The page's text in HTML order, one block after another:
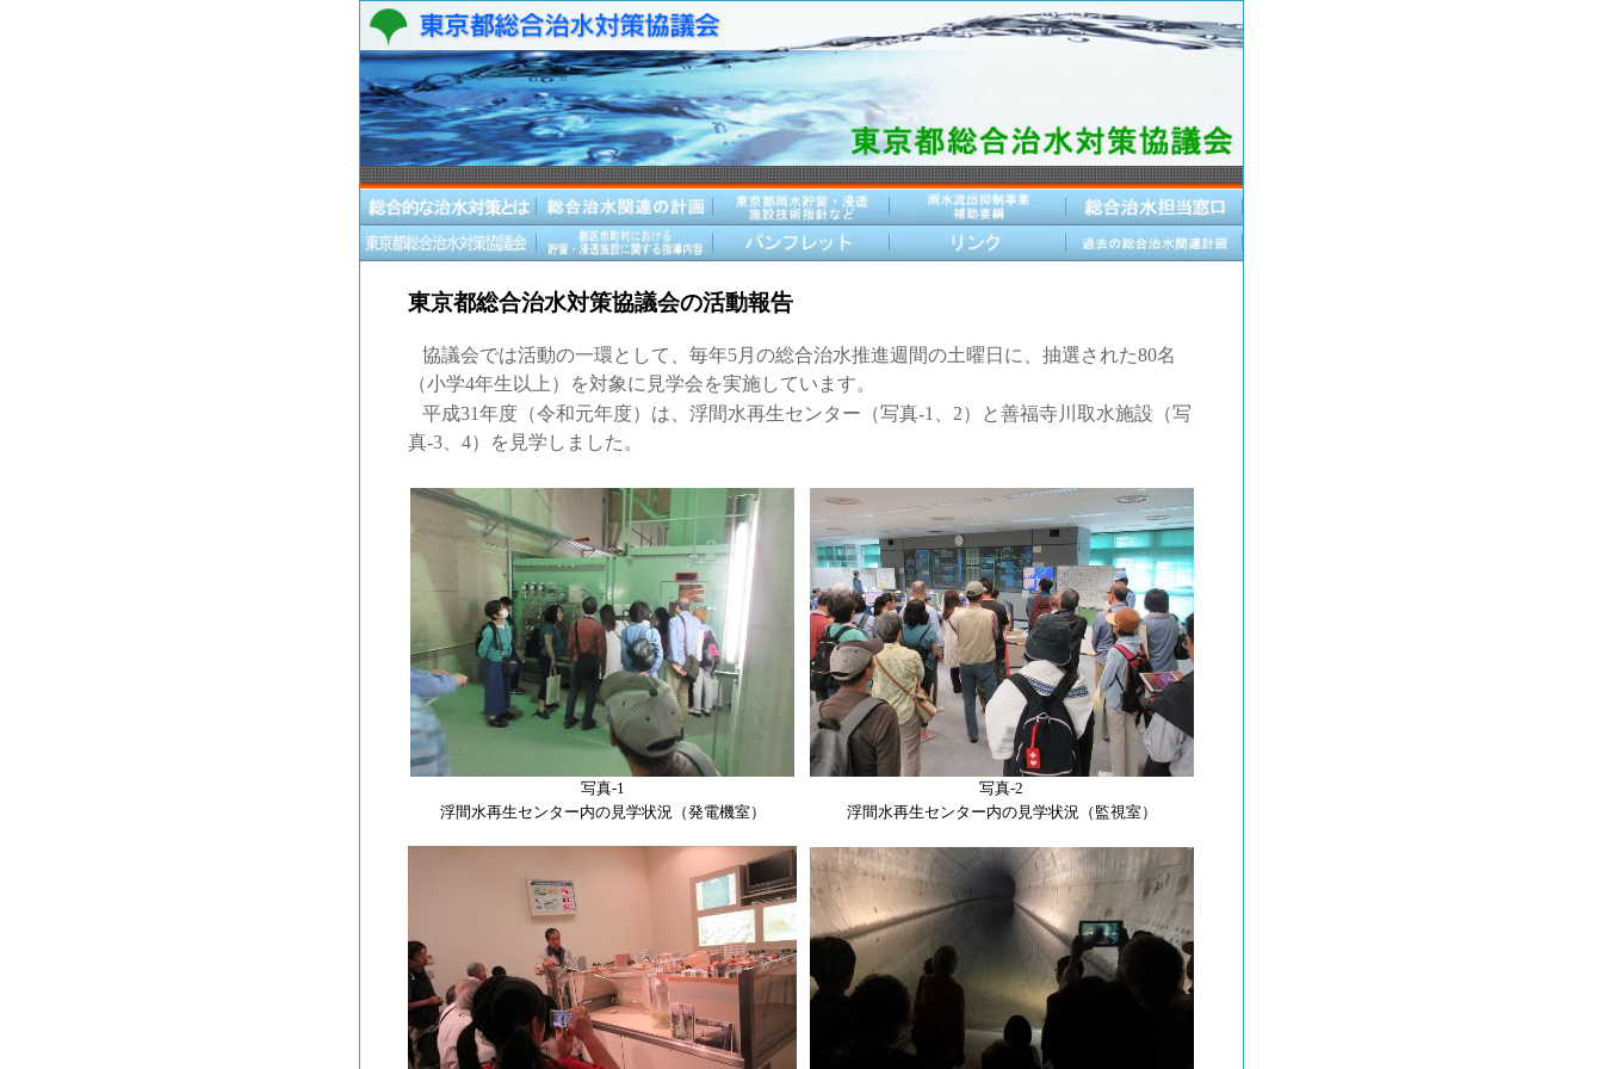
東京都総合治水対策協議会の活動報告
協議会では活動の一環として、毎年5月の総合治水推進週間の土曜日に、抽選された80名
（小学4年生以上）を対象に見学会を実施しています。
平成31年度（令和元年度）は、浮間水再生センター（写真-1、2）と善福寺川取水施設（写
真-3、4）を見学しました。
写真-1
浮間水再生センター内の見学状況（発電機室）
写真-2
浮間水再生センター内の見学状況（監視室）